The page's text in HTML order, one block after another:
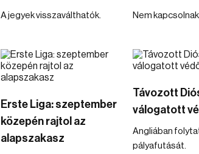
A jegyek visszaválthatók. Nem
Erste Liga: szeptember
közepén rajtol az
alapszakasz
Távozott
válogatott
Angliában
pályafutását.